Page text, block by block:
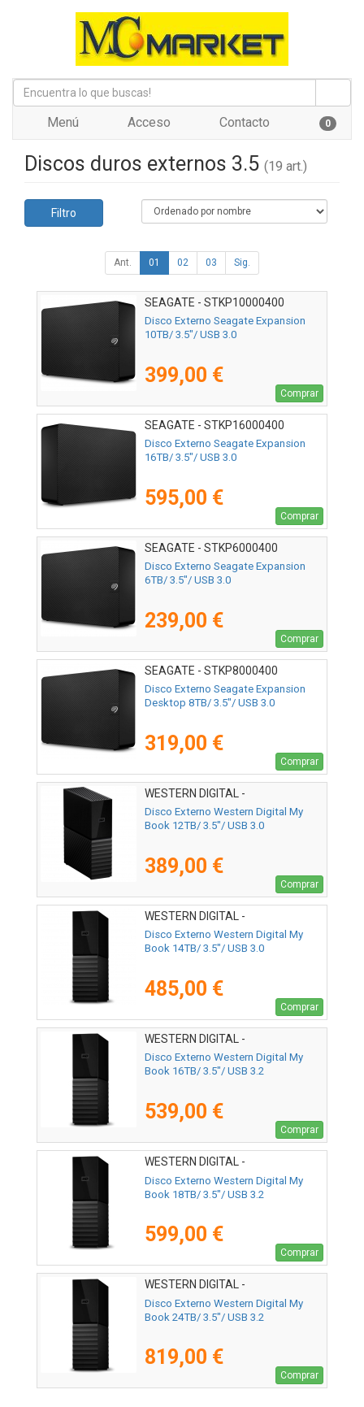
Menú Acceso Contacto 0
Discos duros externos 3.5 (19 art.)
Filtro
Ant. 01 02 03 Sig.
SEAGATE - STKP10000400
Disco Externo Seagate Expansion
10TB/ 3.5"/ USB 3.0
399,00 €
Comprar
SEAGATE - STKP16000400
Disco Externo Seagate Expansion
16TB/ 3.5"/ USB 3.0
595,00 €
Comprar
SEAGATE - STKP6000400
Disco Externo Seagate Expansion
6TB/ 3.5"/ USB 3.0
239,00 €
Comprar
SEAGATE - STKP8000400
Disco Externo Seagate Expansion
Desktop 8TB/ 3.5"/ USB 3.0
319,00 €
Comprar
WESTERN DIGITAL -
WDBBGB0120HBK-EESN
Disco Externo Western Digital My
Book 12TB/ 3.5"/ USB 3.0
389,00 €
Comprar
WESTERN DIGITAL -
WDBBGB0140HBK-EESN
Disco Externo Western Digital My
Book 14TB/ 3.5"/ USB 3.0
485,00 €
Comprar
WESTERN DIGITAL -
WDBBGB0160HBK-EESN
Disco Externo Western Digital My
Book 16TB/ 3.5"/ USB 3.2
539,00 €
Comprar
WESTERN DIGITAL -
WDBBGB0180HBK-EESN
Disco Externo Western Digital My
Book 18TB/ 3.5"/ USB 3.2
599,00 €
Comprar
WESTERN DIGITAL -
WDBBGB0240HBK-EESN
Disco Externo Western Digital My
Book 24TB/ 3.5"/ USB 3.2
819,00 €
Comprar